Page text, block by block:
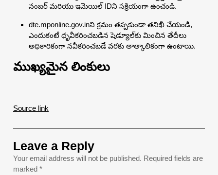
నంబర్ మరియు ఇమెయిల్ IDని సక్రియంగా ఉంచండి.
dte.mponline.gov.inని క్రమం తప్పకుండా తనిఖీ చేయండి,
ఎందుకంటే ధృవీకరించబడిన షెడ్యూల్‌కు మించిన తేదీలు
అధికారికంగా నవీకరించబడే వరకు తాత్కాలికంగా ఉంటాయి.
ముఖ్యమైన లింకులు
Source link
Leave a Reply
Your email address will not be published. Required fields are
marked *